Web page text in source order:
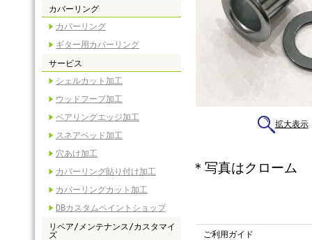
カバーリング
カバーリング
ギター用カバーリング
サービス
シェルカット加工
ウッドフープ加工
ベアリングエッジ加工
スネアベッド加工
穴あけ加工
カバーリング貼り付け加工
カバーリングカット加工
DBカスタムペイントショップ
リペア/メンテナンス/カスタマイ
ズ
拡大表示
＊写真はクローム
ご利用ガイド